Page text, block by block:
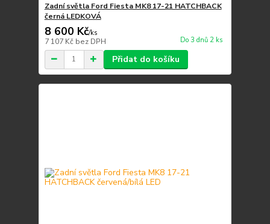
Zadní světla Ford Fiesta MK8 17-21 HATCHBACK
černá LEDKOVÁ
8 600 Kč/ks
7 107 Kč bez DPH Do 3 dnů 2 ks
Přidat do košíku